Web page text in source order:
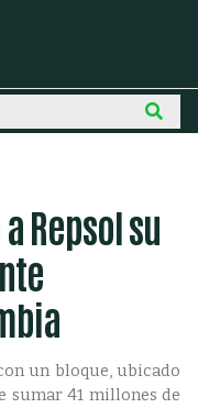
Repsol su
un bloque, ubicado
sumar 41 millones de